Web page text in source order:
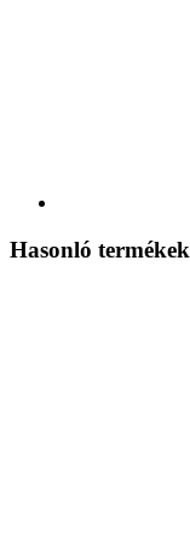
Hasonló termékek